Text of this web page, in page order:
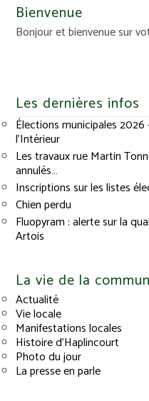
Bienvenue
Bonjour et bienvenue sur
Les dernières infos
Élections municipales
l’Intérieur
Les travaux rue Martin
annulés…
Inscriptions sur les listes
Chien perdu
Fluopyram : alerte sur la
Artois
La vie de la
Actualité
Vie locale
Manifestations locales
Histoire d’Haplincourt
Photo du jour
La presse en parle